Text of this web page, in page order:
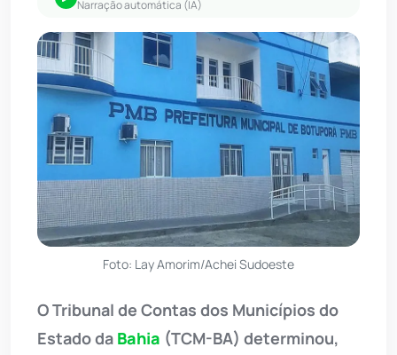
Narração automática (IA)
Foto: Lay Amorim/Achei Sudoeste
O Tribunal de Contas dos Municípios do
Estado da Bahia (TCM-BA) determinou,